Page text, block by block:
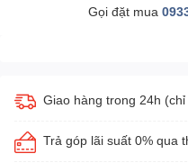
Gọi đặt mua
Giao hàng trong 24h
Trả góp lãi suất 0% qua